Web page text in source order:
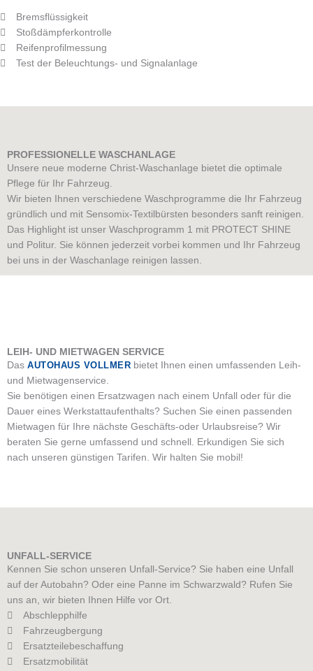
Bremsflüssigkeit
Stoßdämpferkontrolle
Reifenprofilmessung
Test der Beleuchtungs- und Signalanlage
PROFESSIONELLE WASCHANLAGE
Unsere neue moderne Christ-Waschanlage bietet die optimale
Pflege für Ihr Fahrzeug.
Wir bieten Ihnen verschiedene Waschprogramme die Ihr Fahrzeug
gründlich und mit Sensomix-Textilbürsten besonders sanft reinigen.
Das Highlight ist unser Waschprogramm 1 mit PROTECT SHINE
und Politur. Sie können jederzeit vorbei kommen und Ihr Fahrzeug
bei uns in der Waschanlage reinigen lassen.
LEIH- UND MIETWAGEN SERVICE
Das AUTOHAUS VOLLMER bietet Ihnen einen umfassenden Leih-
und Mietwagenservice.
Sie benötigen einen Ersatzwagen nach einem Unfall oder für die
Dauer eines Werkstattaufenthalts? Suchen Sie einen passenden
Mietwagen für Ihre nächste Geschäfts-oder Urlaubsreise? Wir
beraten Sie gerne umfassend und schnell. Erkundigen Sie sich
nach unseren günstigen Tarifen. Wir halten Sie mobil!
UNFALL-SERVICE
Kennen Sie schon unseren Unfall-Service? Sie haben eine Unfall
auf der Autobahn? Oder eine Panne im Schwarzwald? Rufen Sie
uns an, wir bieten Ihnen Hilfe vor Ort.
Abschlepphilfe
Fahrzeugbergung
Ersatzteilebeschaffung
Ersatzmobilität